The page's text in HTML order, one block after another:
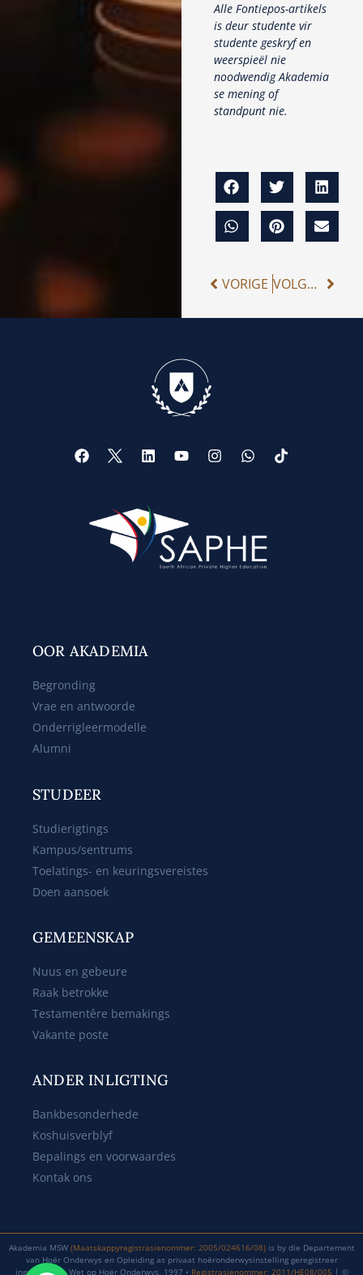
Alle Fontiepos-artikels
is deur studente vir
studente geskryf en
weerspieël nie
noodwendig Akademia
se mening of
standpunt nie.
VORIGE VOLGENDE
OOR AKADEMIA
Begronding
Vrae en antwoorde
Onderrigleermodelle
Alumni
STUDEER
Studierigtings
Kampus/sentrums
Toelatings- en keuringsvereistes
Doen aansoek
GEMEENSKAP
Nuus en gebeure
Raak betrokke
Testamentêre bemakings
Vakante poste
ANDER INLIGTING
Bankbesonderhede
Koshuisverblyf
Bepalings en voorwaardes
Kontak ons
Akademia MSW (Maatskappyregistrasienommer: 2005/024616/08)is by die Departement
van Hoër Onderwys en Opleiding as privaat hoëronderwysinstelling geregistreer
ingevolge die Wet op Hoër Onderwys, 1997 • Registrasienommer: 2011/HE08/005 | ©